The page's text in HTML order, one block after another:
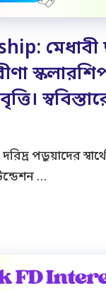
মেধাবী
পড়ুয়াদের
…